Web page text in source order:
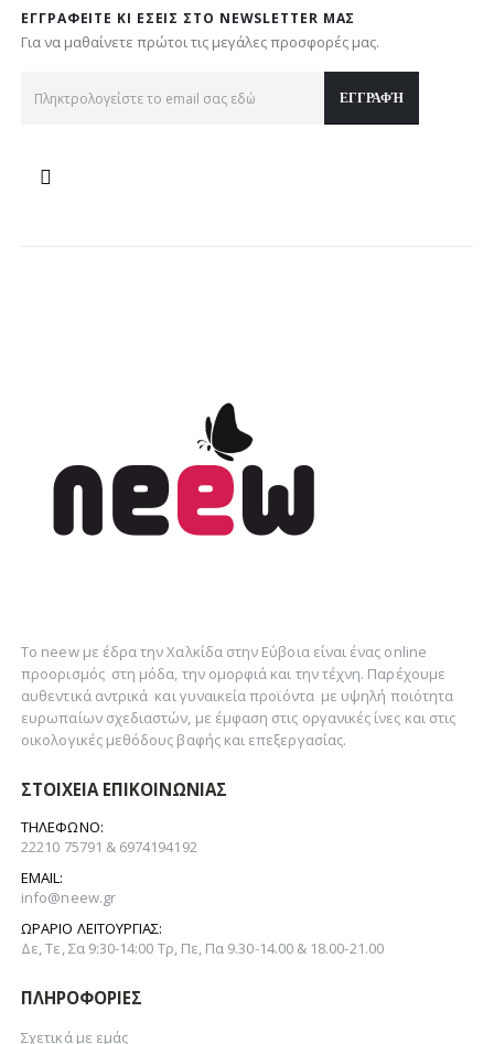
ΕΓΓΡΑΦΕΊΤΕ ΚΙ ΕΣΕΊΣ ΣΤΟ NEWSLETTER ΜΑΣ
Για να μαθαίνετε πρώτοι τις μεγάλες προσφορές μας.
Το neew με έδρα την Xαλκίδα στην Εύβοια είναι ένας online
προορισμός στη μόδα, την ομορφιά και τηντέχνη. Παρέχουμε
αυθεντικά αντρικά καιγυναικείαπροϊόντα με υψηλή ποιότητα
ευρωπαίων σχεδιαστών, με έμφαση στις οργανικές ίνες και στις
οικολογικές μεθόδους βαφής και επεξεργασίας.
ΣΤΟΙΧΕΊΑ ΕΠΙΚΟΙΝΩΝΊΑΣ
ΤΗΛΈΦΩΝΟ:
22210 75791 & 6974194192
EMAIL:
info@neew.gr
ΩΡΆΡΙΟ ΛΕΙΤΟΥΡΓΊΑΣ:
Δε, Τε, Σα 9:30-14:00 Τρ, Πε, Πα 9.30-14.00 & 18.00-21.00
ΠΛΗΡΟΦΟΡΊΕΣ
Σχετικά με εμάς